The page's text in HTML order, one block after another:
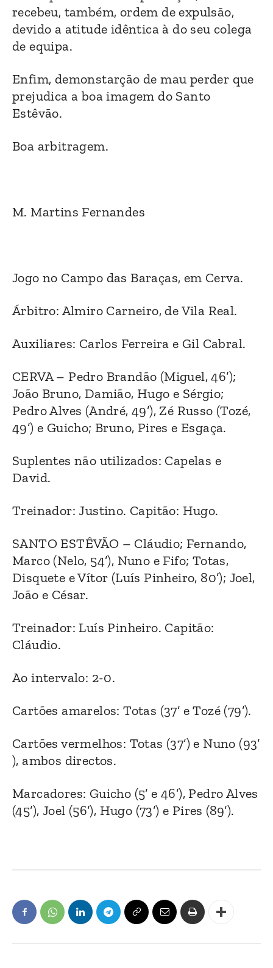
recebeu, também, ordem de expulsão,
devido a atitude idêntica à do seu colega
de equipa.
Enfim, demonstarção de mau perder que
prejudica a boa imagem do Santo
Estêvão.
Boa arbitragem.
M. Martins Fernandes
Jogo no Campo das Baraças, em Cerva.
Árbitro: Almiro Carneiro, de Vila Real.
Auxiliares: Carlos Ferreira e Gil Cabral.
CERVA – Pedro Brandão (Miguel, 46’);
João Bruno, Damião, Hugo e Sérgio;
Pedro Alves (André, 49’), Zé Russo (Tozé,
49’) e Guicho; Bruno, Pires e Esgaça.
Suplentes não utilizados: Capelas e
David.
Treinador: Justino. Capitão: Hugo.
SANTO ESTÊVÃO – Cláudio; Fernando,
Marco (Nelo, 54’), Nuno e Fifo; Totas,
Disquete e Vítor (Luís Pinheiro, 80’); Joel,
João e César.
Treinador: Luís Pinheiro. Capitão:
Cláudio.
Ao intervalo: 2-0.
Cartões amarelos: Totas (37’ e Tozé (79’).
Cartões vermelhos: Totas (37’) e Nuno (93’
), ambos directos.
Marcadores: Guicho (5’ e 46’), Pedro Alves
(45’), Joel (56’), Hugo (73’) e Pires (89’).